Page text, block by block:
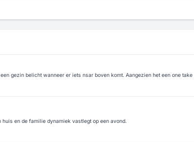
gezin belicht wanneer er iets nsar boven komt. Aangezien het een one
en de familie dynamiek vastlegt op een avond.